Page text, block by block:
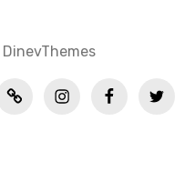
DinevThemes
Política
de
INSTAGRAMFACEBOOK